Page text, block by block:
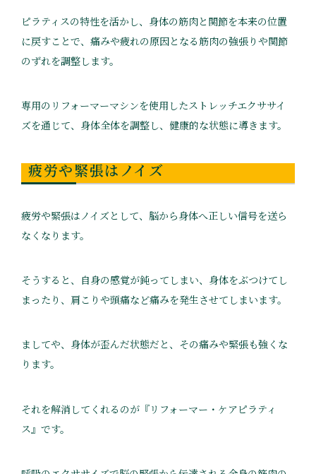
ピラティスの特性を活かし、身体の筋肉と関節を本来の位置
に戻すことで、痛みや疲れの原因となる筋肉の強張りや関節
のずれを調整します。
専用のリフォーマーマシンを使用したストレッチエクササイ
ズを通じて、身体全体を調整し、健康的な状態に導きます。
疲労や緊張はノイズ
疲労や緊張はノイズとして、脳から身体へ正しい信号を送ら
なくなります。
そうすると、自身の感覚が鈍ってしまい、身体をぶつけてし
まったり、肩こりや頭痛など痛みを発生させてしまいます。
ましてや、身体が歪んだ状態だと、その痛みや緊張も強くな
ります。
それを解消してくれるのが『リフォーマー・ケアピラティ
ス』です。